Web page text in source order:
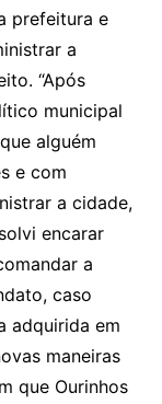
prefeitura e
a
“Após
municipal
alguém
e com
a cidade,
encarar
a
caso
adquirida em
maneiras
que Ourinhos